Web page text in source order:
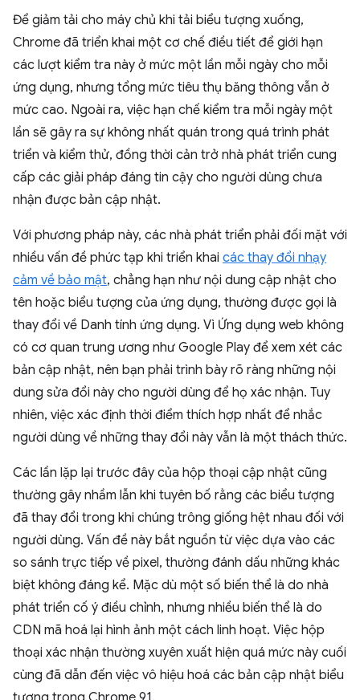
Để giảm tải cho máy chủ khi tải biểu tượng xuống,
Chrome đã triển khai một cơ chế điều tiết để giới hạn
các lượt kiểm tra này ở mức một lần mỗi ngày cho mỗi
ứng dụng, nhưng tổng mức tiêu thụ băng thông vẫn ở
mức cao. Ngoài ra, việc hạn chế kiểm tra mỗi ngày một
lần sẽ gây ra sự không nhất quán trong quá trình phát
triển và kiểm thử, đồng thời cản trở nhà phát triển cung
cấp các giải pháp đáng tin cậy cho người dùng chưa
nhận được bản cập nhật.
Với phương pháp này, các nhà phát triển phải đối mặt với
nhiều vấn đề phức tạp khi triển khai các thay đổi nhạy
cảm về bảo mật, chẳng hạn như nội dung cập nhật cho
tên hoặc biểu tượng của ứng dụng, thường được gọi là
thay đổi về Danh tính ứng dụng. Vì Ứng dụng web không
có cơ quan trung ương như Google Play để xem xét các
bản cập nhật, nên bạn phải trình bày rõ ràng những nội
dung sửa đổi này cho người dùng để họ xác nhận. Tuy
nhiên, việc xác định thời điểm thích hợp nhất để nhắc
người dùng về những thay đổi này vẫn là một thách thức.
Các lần lặp lại trước đây của hộp thoại cập nhật cũng
thường gây nhầm lẫn khi tuyên bố rằng các biểu tượng
đã thay đổi trong khi chúng trông giống hệt nhau đối với
người dùng. Vấn đề này bắt nguồn từ việc dựa vào các
so sánh trực tiếp về pixel, thường đánh dấu những khác
biệt không đáng kể. Mặc dù một số biến thể là do nhà
phát triển cố ý điều chỉnh, nhưng nhiều biến thể là do
CDN mã hoá lại hình ảnh một cách linh hoạt. Việc hộp
thoại xác nhận thường xuyên xuất hiện quá mức này cuối
cùng đã dẫn đến việc vô hiệu hoá các bản cập nhật biểu